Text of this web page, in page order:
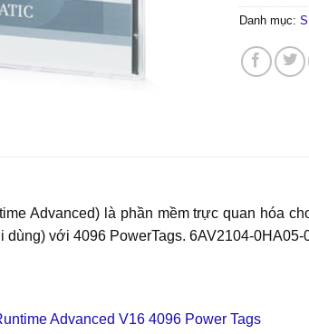
Danh mục:
Advanced) là phần mềm trực quan hóa
với 4096 PowerTags. 6AV2104-
Advanced V16 4096 Power Tags